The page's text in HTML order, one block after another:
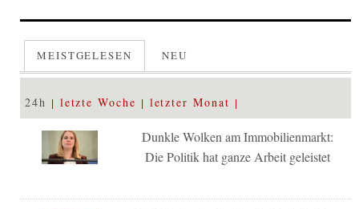
MEISTGELESEN NEU
24h letzte Woche letzter Monat
Dunkle Wolken am Immobilienmarkt:
Die Politik hat ganze Arbeit geleistet